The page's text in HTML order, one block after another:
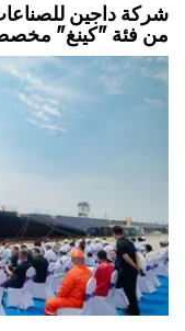
شركة داجين
من فئة "كينغ"